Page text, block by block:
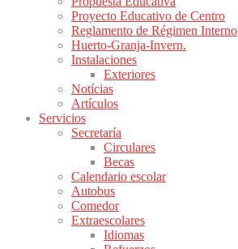
Proyecto Educativo de Centro
Reglamento de Régimen Interno
Huerto-Granja-Invern.
Instalaciones
Exteriores
Notícias
Artículos
Servicios
Secretaría
Circulares
Becas
Calendario escolar
Autobus
Comedor
Extraescolares
Idiomas